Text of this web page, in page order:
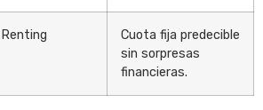
Renting
Cuota fija predecible
sin sorpresas
financieras.